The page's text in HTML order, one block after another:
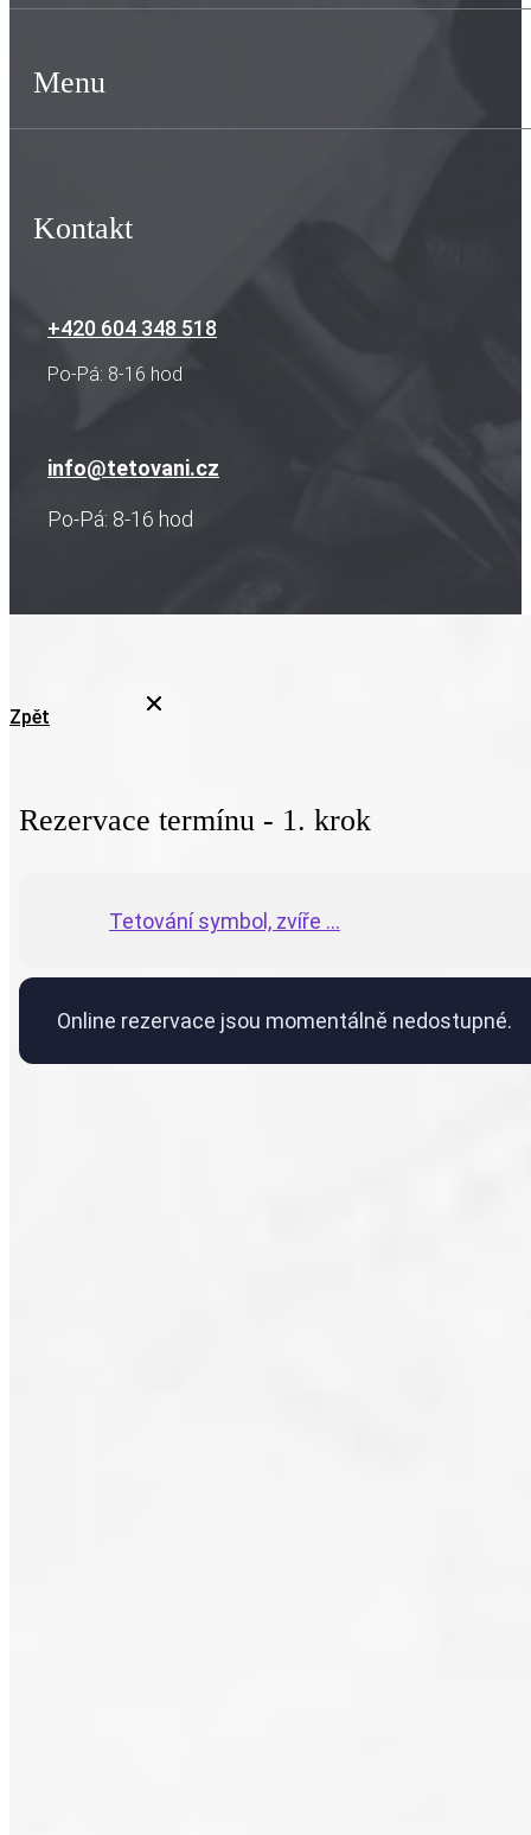
Menu
Kontakt
+420 604 348 518
Po-Pá: 8-16 hod
info@tetovani.cz
Po-Pá: 8-16 hod
Zpět
Rezervace termínu - 1. krok
Tetování symbol, zvíře ...
Online rezervace jsou momentálně nedostupné.